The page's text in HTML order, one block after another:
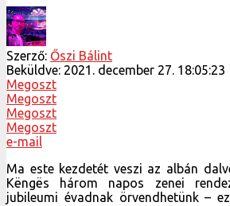
Szerző: Őszi Bálint
Beküldve: 2021. december 27. 18:05:23
Megoszt
Megoszt
Megoszt
Megoszt
e-mail
Ma este kezdetét veszi az albán
Këngës három napos zenei
jubileumi évadnak örvendhetünk –